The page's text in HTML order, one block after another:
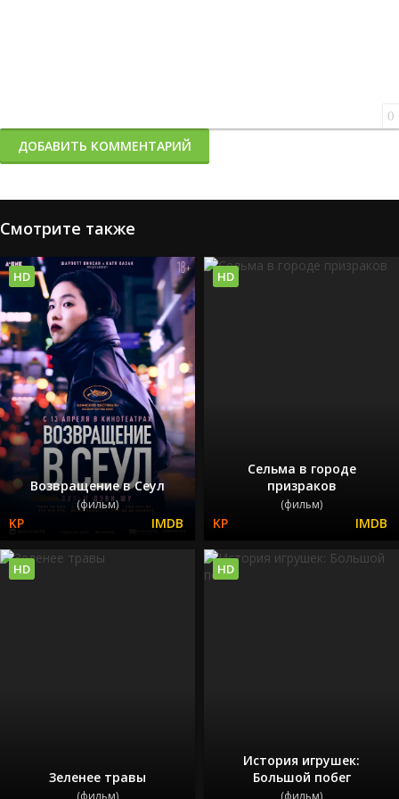
0
ДОБАВИТЬ КОММЕНТАРИЙ
Смотрите также
Возвращение в Сеул
(фильм)
HD
Сельма в городе
призраков
(фильм)
HD
Зеленее травы
(фильм)
HD
История игрушек:
Большой побег
(фильм)
HD